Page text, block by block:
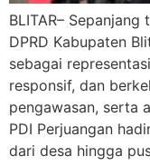
BLITAR–
DPRD Kabupaten
sebagai
responsif, dan
pengawasan, serta
PDI Perjuangan
dari desa hingga